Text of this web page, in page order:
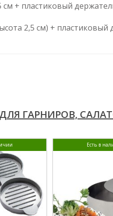
+ пластиковый
2,5 см) + пластиковый
ГАРНИРОВ,
Есть в